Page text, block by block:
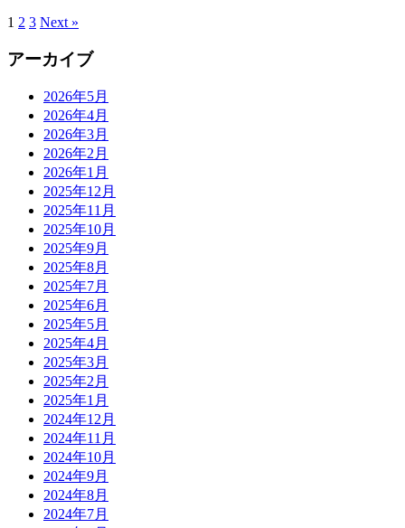
1 2 3 Next »
アーカイブ
2026年5月
2026年4月
2026年3月
2026年2月
2026年1月
2025年12月
2025年11月
2025年10月
2025年9月
2025年8月
2025年7月
2025年6月
2025年5月
2025年4月
2025年3月
2025年2月
2025年1月
2024年12月
2024年11月
2024年10月
2024年9月
2024年8月
2024年7月